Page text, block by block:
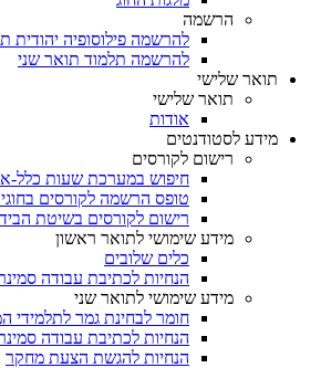
הרשמה
להרשמה פילוסופיה יהודית
להרשמה תלמוד תואר שני
תואר שלישי
תואר שלישי
אודות
מידע לסטודנטים
רישום לקורסים
חיפוש במערכת שעות כלל-
טופס הרשמה לקורסים
רישום לקורסים בשיטת
מידע שימושי לתואר ראשון
כלים שלובים
הנחיות לכתיבת עבודה
מידע שימושי לתואר שני
חומר לבחינת גמר לתלמידי
הנחיות לכתיבת עבודה
הנחיות להגשת הצעת מחקר